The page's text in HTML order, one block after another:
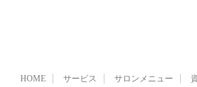
HOME サービス サロンメニュー